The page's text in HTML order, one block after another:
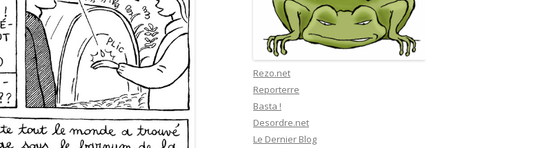
Rezo.net
Reporterre
Basta !
Desordre.net
Le Dernier Blog